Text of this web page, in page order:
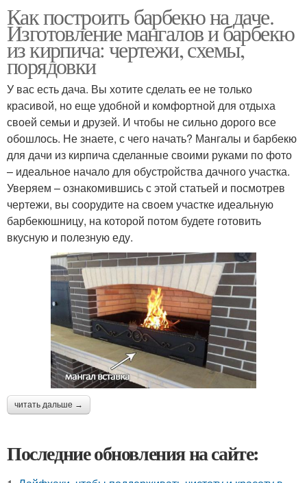
Как построить барбекю на даче.
Изготовление мангалов и барбекю
из кирпича: чертежи, схемы,
порядовки
У вас есть дача. Вы хотите сделать ее не только
красивой, но еще удобной и комфортной для отдыха
своей семьи и друзей. И чтобы не сильно дорого все
обошлось. Не знаете, с чего начать? Мангалы и барбекю
для дачи из кирпича сделанные своими руками по фото
– идеальное начало для обустройства дачного участка.
Уверяем – ознакомившись с этой статьей и посмотрев
чертежи, вы соорудите на своем участке идеальную
барбекюшницу, на которой потом будете готовить
вкусную и полезную еду.
читать дальше →
Последние обновления на сайте: